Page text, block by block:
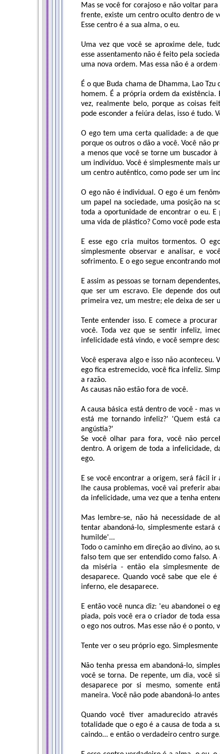
Mas se você for corajoso e não voltar
frente, existe um centro oculto dentro de
Esse centro é a sua alma, o eu.
Uma vez que você se aproxime dele,
esse assentamento não é feito pela
uma nova ordem. Mas essa não é a
É o que Buda chama de Dhamma, Lao
homem. É a própria ordem da
vez, realmente belo, porque as coisas
pode esconder a feiúra delas, isso é tudo.
O ego tem uma certa qualidade: a de
porque os outros o dão a você. Você não
a menos que você se torne um buscador
um indivíduo. Você é simplesmente mais
um centro autêntico, como pode ser um
O ego não é individual. O ego é um
um papel na sociedade, uma posição na
toda a oportunidade de encontrar o eu.
uma vida de plástico? Como você pode
E esse ego cria muitos tormentos. O
simplesmente observar e analisar, e
sofrimento. E o ego segue encontrando
E assim as pessoas se tornam
que ser um escravo. Ele depende dos
primeira vez, um mestre; ele deixa de ser
Tente entender isso. E comece a
você. Toda vez que se sentir infeliz,
infelicidade está vindo, e você sempre
Você esperava algo e isso não
ego fica estremecido, você fica infeliz.
a razão.
As causas não estão fora de você.
A causa básica está dentro de você - mas
está me tornando infeliz?' 'Quem está
angústia?'
Se você olhar para fora, você não
dentro. A origem de toda a infelicidade,
ego.
E se você encontrar a origem, será fácil
lhe causa problemas, você vai preferir
da infelicidade, uma vez que a tenha
Mas lembre-se, não há necessidade de
tentar abandoná-lo, simplesmente
humilde'...
Todo o caminho em direção ao divino, ao
falso tem que ser entendido como falso.
da miséria - então ela simplesmente
desaparece. Quando você sabe que ele
inferno, ele desaparece.
E então você nunca diz: 'eu abandonei o
piada, pois você era o criador de toda
o ego nos outros. Mas esse não é o ponto,
Tente ver o seu próprio ego. Simplesmente
Não tenha pressa em abandoná-lo,
você se torna. De repente, um dia, você
desaparece por si mesmo, somente
maneira. Você não pode abandoná-lo
Quando você tiver amadurecido
totalidade que o ego é a causa de toda a
caindo... e então o verdadeiro centro